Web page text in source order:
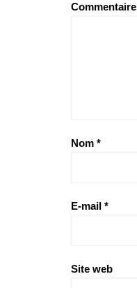
Commentaire
Nom *
E-mail *
Site web